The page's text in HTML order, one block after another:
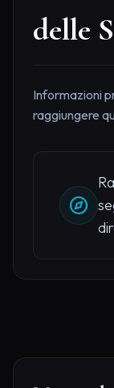
delle
Informazioni
raggiungere